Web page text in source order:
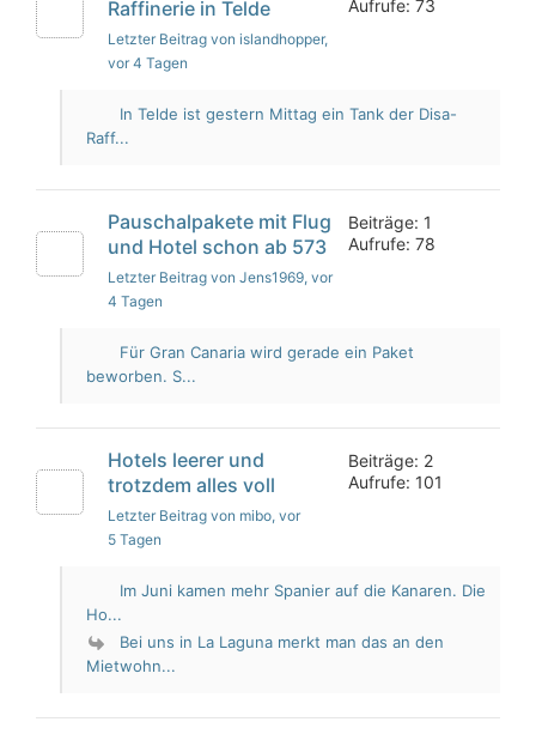
Raffinerie in Telde
Letzter Beitrag von islandhopper,
vor 4 Tagen
Aufrufe: 73
In Telde ist gestern Mittag ein Tank der Disa-
Raff...
Pauschalpakete mit Flug
und Hotel schon ab 573
Letzter Beitrag von Jens1969, vor
4 Tagen
Beiträge: 1
Aufrufe: 78
Für Gran Canaria wird gerade ein Paket
beworben. S...
Hotels leerer und
trotzdem alles voll
Letzter Beitrag von mibo, vor
5 Tagen
Beiträge: 2
Aufrufe: 101
Im Juni kamen mehr Spanier auf die Kanaren. Die
Ho...
Bei uns in La Laguna merkt man das an den
Mietwohn...